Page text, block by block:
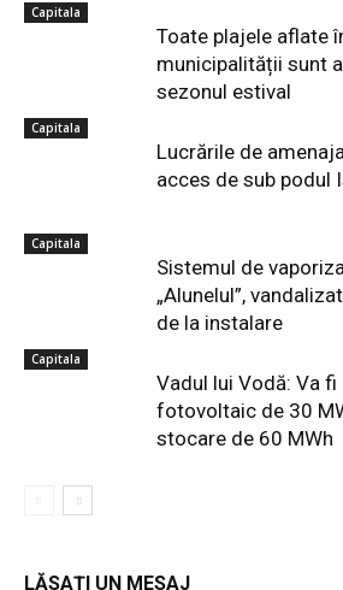
Capitala
Toate plajele aflate
municipalității sunt
sezonul estival
Capitala
Lucrările de
acces de sub podul
Capitala
Sistemul de
„Alunelul”,
de la instalare
Capitala
Vadul lui Vodă: Va
fotovoltaic de 30
stocare de 60 MWh
LĂSAȚI UN MESAJ